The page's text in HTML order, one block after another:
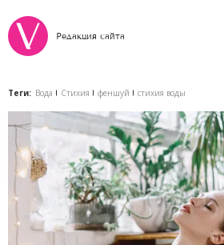
Редакция сайта
Теги: Вода Стихия феншуй стихия воды